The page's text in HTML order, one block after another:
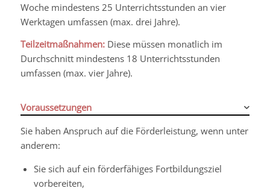
Woche mindestens 25 Unterrichtsstunden an vier
Werktagen umfassen (max. drei Jahre).
Teilzeitmaßnahmen: Diese müssen monatlich im
Durchschnitt mindestens 18 Unterrichtsstunden
umfassen (max. vier Jahre).
Voraussetzungen
Sie haben Anspruch auf die Förderleistung, wenn unter
anderem:
Sie sich auf ein förderfähiges Fortbildungsziel
vorbereiten,